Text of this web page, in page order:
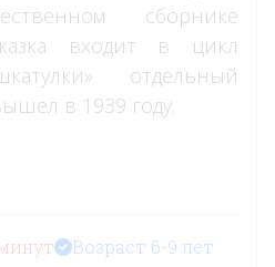
сборнике
входит в цикл
отдельный
в 1939 году.
Возраст 6-9 лет